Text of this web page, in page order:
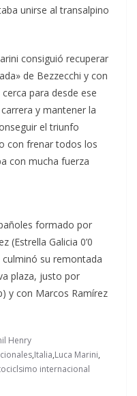
unirse al transalpino
consiguió recuperar
de Bezzecchi y con
para desde ese
y mantener la
el triunfo
con frenar todos los
con mucha fuerza
formado por
(Estrella Galicia 0’0
su remontada
plaza, justo por
y con Marcos Ramírez
Henry
,Italia,Luca Marini,
internacional